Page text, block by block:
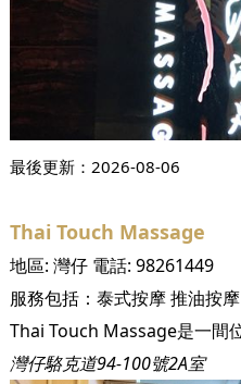
最後更新： 2026-08-06
Thai Touch Massage
地區: 灣仔電話: 98261449
服務包括： 泰式按摩推油按摩
灣仔駱克道94-100號2A室